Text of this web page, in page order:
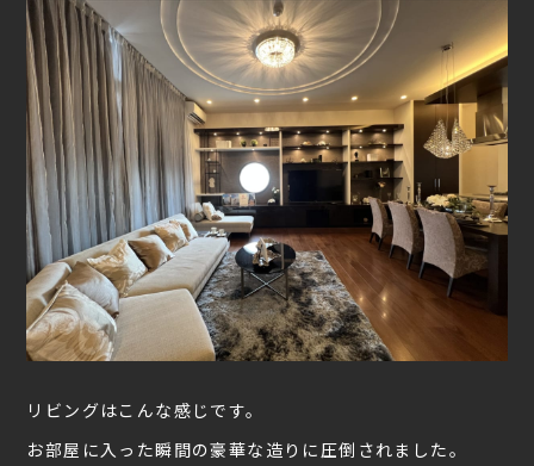
リビングはこんな感じです。
お部屋に入った瞬間の豪華な造りに圧倒されました。